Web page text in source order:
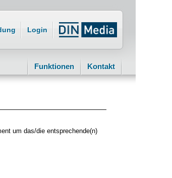
Login
Funktionen Kontakt
um das/die entsprechende(n)